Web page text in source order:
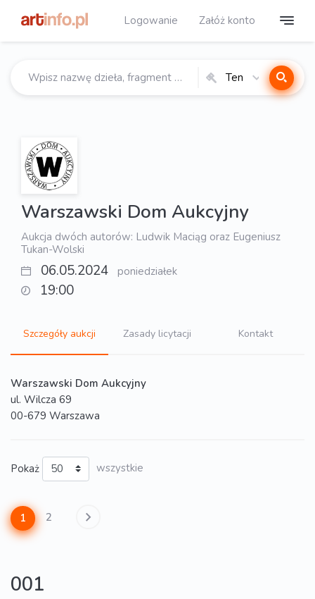
Logowanie Załóż konto
Ten
Warszawski Dom Aukcyjny
Aukcja dwóch autorów: Ludwik Maciąg oraz Eugeniusz
Tukan-Wolski
06.05.2024 poniedziałek
19:00
Szczegóły aukcji Zasady licytacji Kontakt
Warszawski Dom Aukcyjny
ul. Wilcza 69
00-679 Warszawa
Pokaż wszystkie
1 2
001